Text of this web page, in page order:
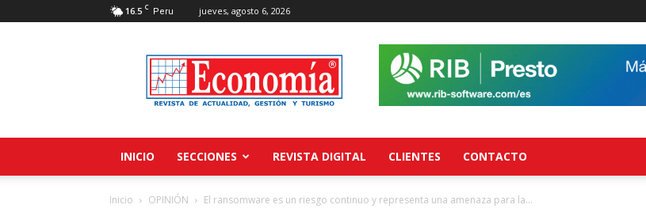
16.5 C Peru jueves, agosto 6, 2026
Revista
Economía
INICIO SECCIONES REVISTA DIGITAL CLIENTES CONTACTO
Inicio OPINIÓN El ransomware es un riesgo continuo y representa una amenaza para la...